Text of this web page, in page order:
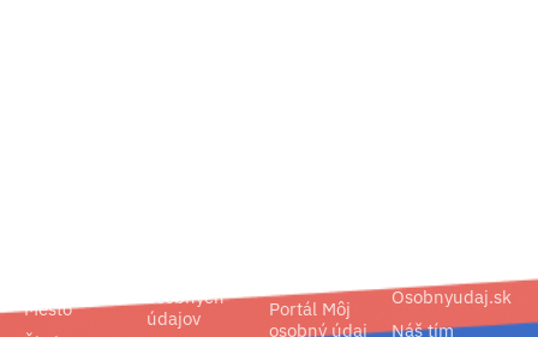
Mesto
osobných
údajov
Portál Môj
osobný údaj
Osobnyudaj.sk
Náš tím